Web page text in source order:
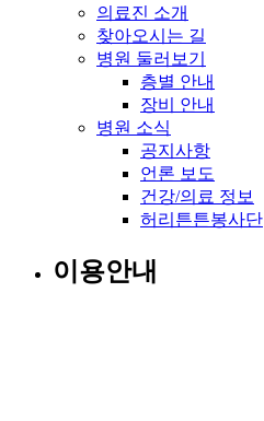
의료진 소개
찾아오시는 길
병원 둘러보기
층별 안내
장비 안내
병원 소식
공지사항
언론 보도
건강/의료 정보
허리튼튼봉사단
이용안내